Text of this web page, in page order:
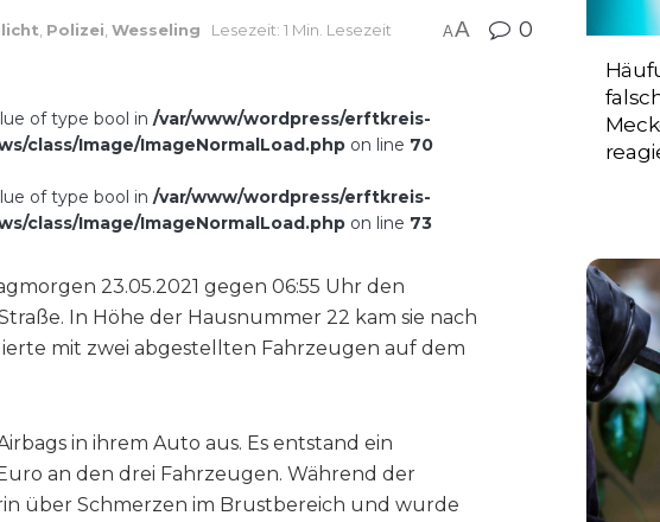
, Polizei, Wesseling Lesezeit: 1 Min. Lesezeit AA 0
of type bool in /var/www/wordpress/erftkreis-
class/Image/ImageNormalLoad.php on line 70
of type bool in /var/www/wordpress/erftkreis-
class/Image/ImageNormalLoad.php on line 73
23.05.2021 gegen 06:55 Uhr den
In Höhe der Hausnummer 22 kam sie nach
mit zwei abgestellten Fahrzeugen auf dem
in ihrem Auto aus. Es entstand ein
an den drei Fahrzeugen. Während der
über Schmerzen im Brustbereich und wurde